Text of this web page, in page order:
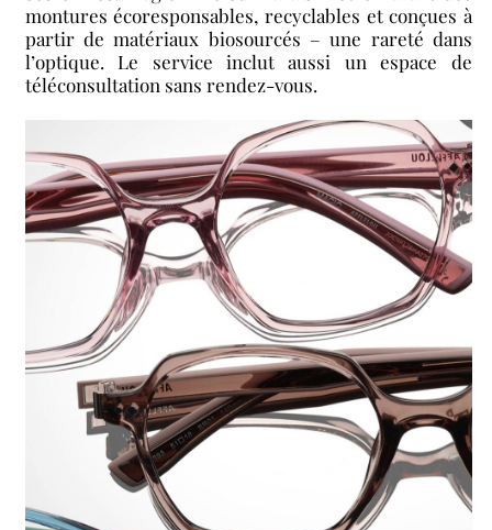
montures écoresponsables, recyclables et conçues à
partir de matériaux biosourcés – une rareté dans
l’optique. Le service inclut aussi un espace de
téléconsultation sans rendez-vous.